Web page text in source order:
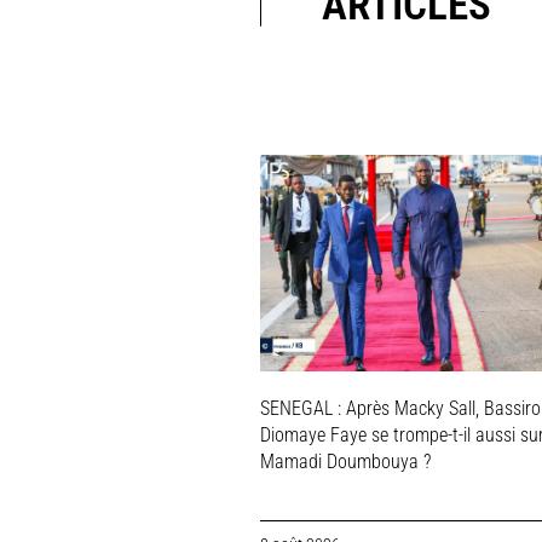
SENEGAL : Après Macky Sall,
Diomaye Faye se trompe-t-il aussi
Mamadi Doumbouya ?